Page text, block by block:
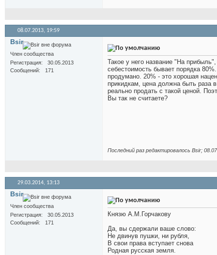
08.07.2013, 19:59
Bsir
Член сообщества
Регистрация
30.05.2013
Сообщений
171
Такое у него название "На
себестоимость бывает порядка
продумано. 20% - это хорошая
прикидкам, цена должна быть раза
реально продать с такой ценой.
Вы так не считаете?
Последний раз редактировалось Bsir;
29.03.2014, 13:13
Bsir
Член сообщества
Регистрация
30.05.2013
Сообщений
171
Князю А.М.Горчакову
Да, вы сдержали ваше слово:
Не двинув пушки, ни рубля,
В свои права вступает снова
Родная русская земля.